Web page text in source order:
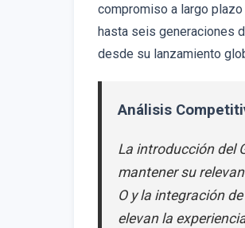
compromiso a largo
hasta seis generaciones
desde su lanzamiento
Análisis
La introducción del
mantener su
O y la integración
elevan la